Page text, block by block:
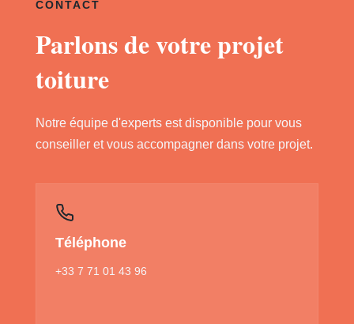
CONTACT
Parlons de votre projet
toiture
Notre équipe d'experts est disponible pour vous
conseiller et vous accompagner dans votre projet.
Téléphone
+33 7 71 01 43 96